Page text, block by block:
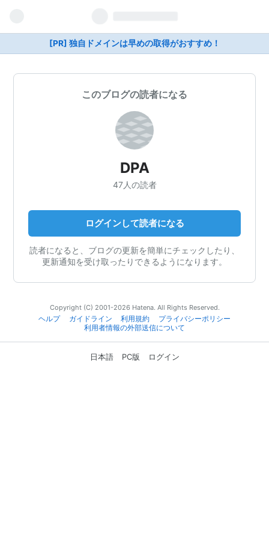
[PR] 独自ドメインは早めの取得がおすすめ！
このブログの読者になる
DPA
47人の読者
ログインして読者になる
読者になると、ブログの更新を簡単にチェックしたり、
更新通知を受け取ったりできるようになります。
Copyright (C) 2001-2026 Hatena. All Rights Reserved.
ヘルプ
ガイドライン 利用規約
プライバシーポリシー
利用者情報の外部送信について
日本語 PC版 ログイン